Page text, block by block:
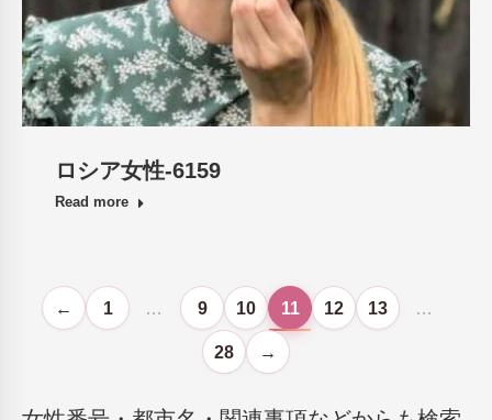
ロシア女性-6159
Read more
← 1 … 9 10 11 12 13 …
28 →